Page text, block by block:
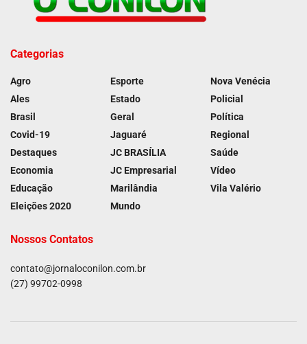
Categorias
Agro
Ales
Brasil
Covid-19
Destaques
Economia
Educação
Eleições 2020
Esporte
Estado
Geral
Jaguaré
JC BRASÍLIA
JC Empresarial
Marilândia
Mundo
Nova Venécia
Policial
Política
Regional
Saúde
Vídeo
Vila Valério
Nossos Contatos
contato@jornaloconilon.com.br
(27) 99702-0998